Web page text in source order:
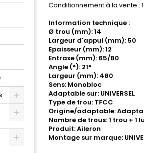
Conditionnement à la vente : 1
Information technique :
Ø trou (mm): 14
Largeur d'appui (mm): 50
Epaisseur (mm): 12
Entraxe (mm): 65/80
Angle (°): 21°
Largeur (mm): 480
Sens: Monobloc
Adaptable sur: UNIVERSEL
Type de trou: TFCC
Origine/adaptable:
Nombre de trous: 1 trou + 1
Produit: Aileron
Montage sur marque: